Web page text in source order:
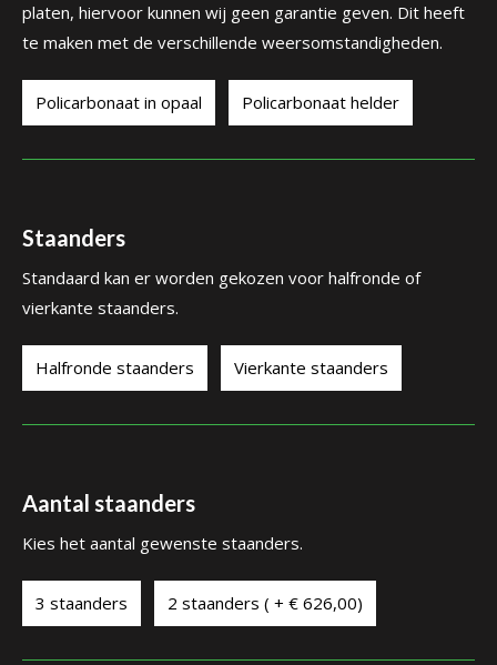
platen, hiervoor kunnen wij geen garantie geven. Dit heeft
te maken met de verschillende weersomstandigheden.
Policarbonaat in opaal Policarbonaat helder
Staanders
Standaard kan er worden gekozen voor halfronde of
vierkante staanders.
Halfronde staanders Vierkante staanders
Aantal staanders
Kies het aantal gewenste staanders.
3 staanders 2 staanders ( + € 626,00)